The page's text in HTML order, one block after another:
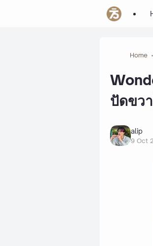
Home
ปัดขว
alip
9 Oct